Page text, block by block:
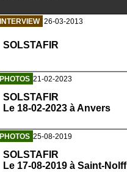
INTERVIEW 26-03-2013
SOLSTAFIR
PHOTOS 21-02-2023
SOLSTAFIR
Le 18-02-2023 à Anvers
PHOTOS 25-08-2019
SOLSTAFIR
Le 17-08-2019 à Saint-Nolff